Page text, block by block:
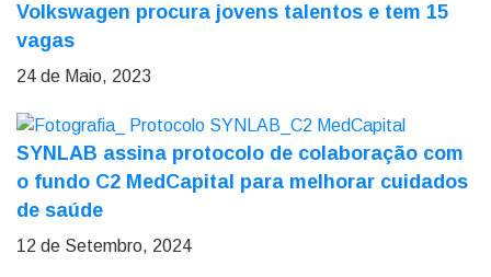
Volkswagen procura jovens talentos e tem 15
vagas
24 de Maio, 2023
SYNLAB assina protocolo de colaboração com
o fundo C2 MedCapital para melhorar cuidados
de saúde
12 de Setembro, 2024